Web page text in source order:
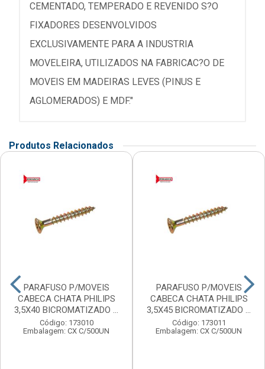
CEMENTADO, TEMPERADO E REVENIDO S?O
FIXADORES DESENVOLVIDOS
EXCLUSIVAMENTE PARA A INDUSTRIA
MOVELEIRA, UTILIZADOS NA FABRICAC?O DE
MOVEIS EM MADEIRAS LEVES (PINUS E
AGLOMERADOS) E MDF."
Produtos Relacionados
PARAFUSO P/MOVEIS
CABECA CHATA PHILIPS
3,5X40 BICROMATIZADO ...
Código: 173010
Embalagem: CX C/500UN
PARAFUSO P/MOVEIS
CABECA CHATA PHILIPS
3,5X45 BICROMATIZADO ...
Código: 173011
Embalagem: CX C/500UN